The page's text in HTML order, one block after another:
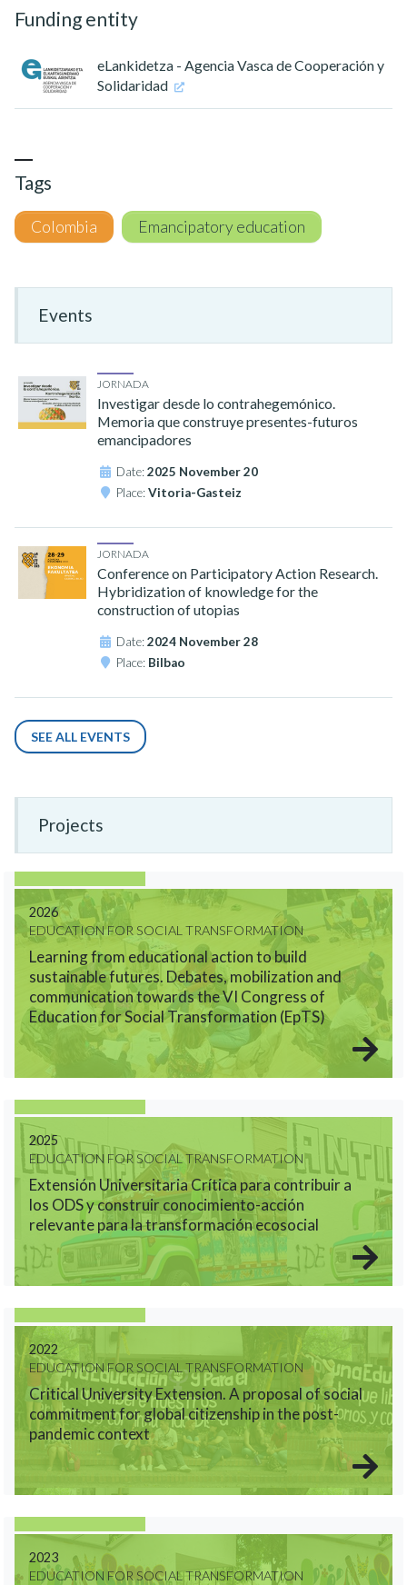
Funding entity
eLankidetza - Agencia Vasca de Cooperación y
Solidaridad
Tags
Colombia Emancipatory education
Events
JORNADA
Investigar desde lo contrahegemónico.
Memoria que construye presentes-futuros
emancipadores
Date:2025 November 20
Place:Vitoria-Gasteiz
JORNADA
Conference on Participatory Action Research.
Hybridization of knowledge for the
construction of utopias
Date:2024 November 28
Place: Bilbao
SEE ALL EVENTS
Projects
2026
EDUCATION FOR SOCIAL TRANSFORMATION
Learning from educational action to build
sustainable futures. Debates, mobilization and
communication towards the VI Congress of
Education for Social Transformation (EpTS)
2025
EDUCATION FOR SOCIAL TRANSFORMATION
Extensión Universitaria Crítica para contribuir a
los ODS y construir conocimiento-acción
relevante para la transformación ecosocial
2022
EDUCATION FOR SOCIAL TRANSFORMATION
Critical University Extension. A proposal of social
commitment for global citizenship in the post-
pandemic context
2023
EDUCATION FOR SOCIAL TRANSFORMATION